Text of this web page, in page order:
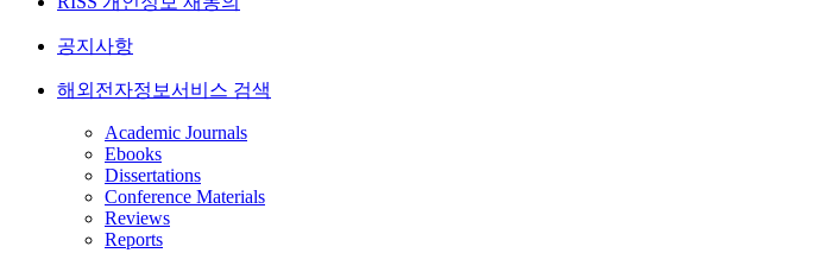
공지사항
해외전자정보서비스 검색
Academic Journals
Ebooks
Dissertations
Conference Materials
Reviews
Reports